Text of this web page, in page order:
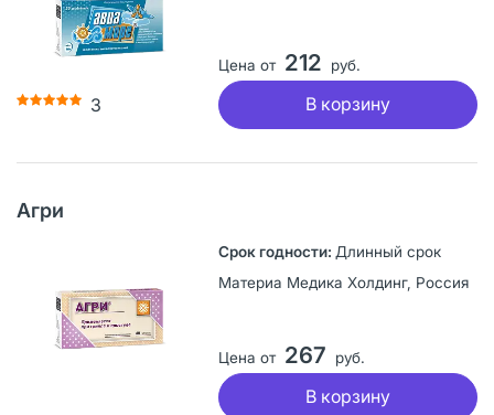
3
Цена от 212 руб.
В корзину
Агри
Длинный срок
Материа Медика Холдинг, Россия
Цена от 267 руб.
В корзину